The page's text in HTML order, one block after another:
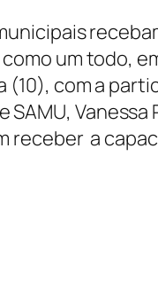
um todo,
com a
receber a